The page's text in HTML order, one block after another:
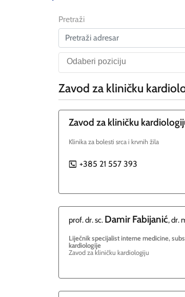
Pretraži
Zavod za kliničku
Zavod za kliničku
Klinika za bolesti srca i krvnih žila
P +385 21 557 393
prof. dr. sc. Damir Fabijanić, dr.
Liječnik specijalist interne medicine,
kardiologije
Zavod za kliničku kardiologiju